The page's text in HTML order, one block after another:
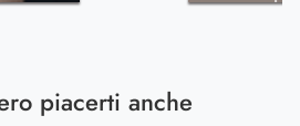
piacerti anche